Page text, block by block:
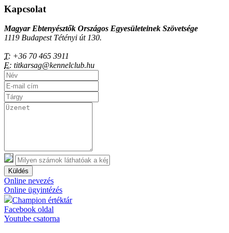
Kapcsolat
Magyar Ebtenyésztők Országos Egyesületeinek Szövetsége
1119 Budapest Tétényi út 130.
T: +36 70 465 3911
E: titkarsag@kennelclub.hu
Küldés
Online nevezés
Online ügyintézés
Champion értéktár
Facebook oldal
Youtube csatorna